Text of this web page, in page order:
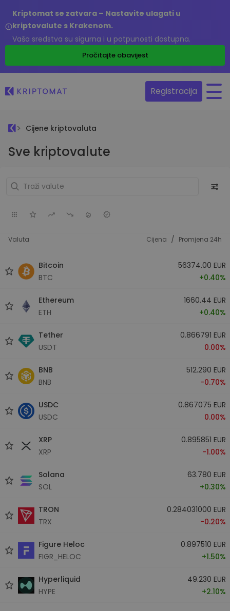
Kriptomat se zatvara – Nastavite ulagati u
kriptovalute s Krakenom.
Vaša sredstva su sigurna i u potpunosti dostupna.
Pročitajte obavijest
Registracija
Cijene kriptovaluta
Sve kriptovalute
Valuta Cijena / Promjena 24h
Bitcoin
BTC
56374.00 EUR
+0.40%
Ethereum
ETH
1660.44 EUR
+0.40%
Tether
USDT
0.866791 EUR
0.00%
BNB
BNB
512.290 EUR
-0.70%
USDC
USDC
0.867075 EUR
0.00%
XRP
XRP
0.895851 EUR
-1.00%
Solana
SOL
63.780 EUR
+0.30%
TRON
TRX
0.284031000 EUR
-0.20%
Figure Heloc
FIGR_HELOC
0.897510 EUR
+1.50%
Hyperliquid
HYPE
49.230 EUR
+2.10%